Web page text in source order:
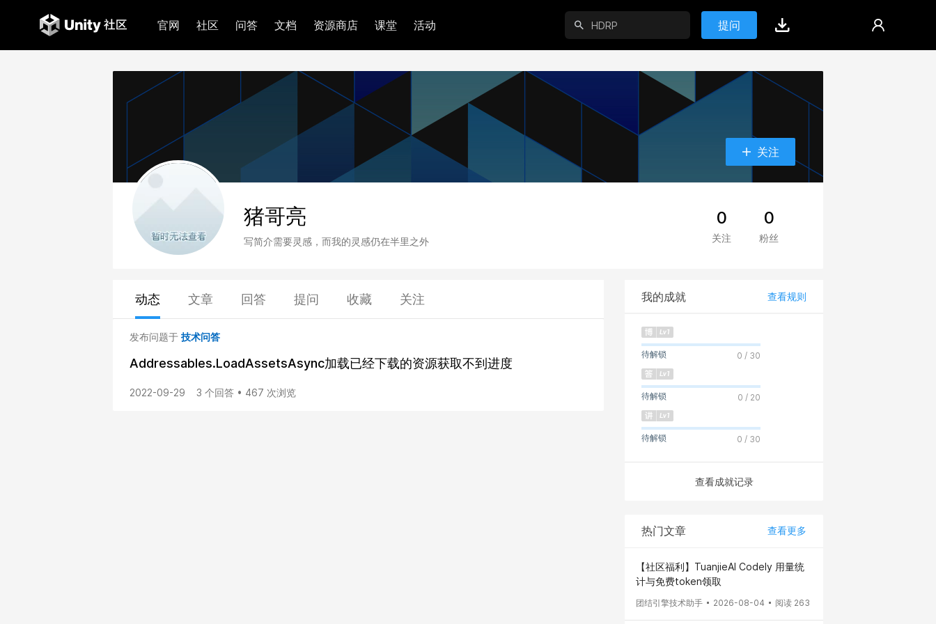
官网 社区 问答 文档 资源商店 课堂 活动 提问
关注
猪哥亮
写简介需要灵感，而我的灵感仍在半里之外
0
关注
0
粉丝
动态 文章 回答 提问 收藏 关注
发布问题于 技术问答
Addressables.LoadAssetsAsync加载已经下载的资源获取不到进度
2022-09-29 3 个回答 • 467 次浏览
我的成就 查看规则
待解锁 0 / 30
待解锁 0 / 20
待解锁 0 / 30
查看成就记录
热门文章 查看更多
【社区福利】TuanjieAI Codely 用量统
计与免费token领取
团结引擎技术助手 2026-08-04 阅读 263